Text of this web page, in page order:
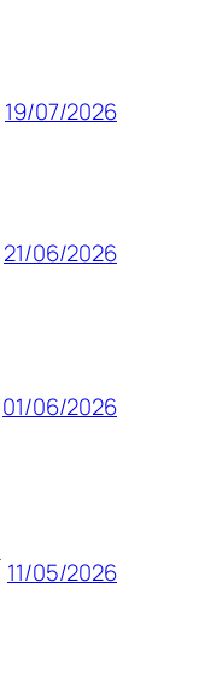
19/07/2026
21/06/2026
01/06/2026
11/05/2026